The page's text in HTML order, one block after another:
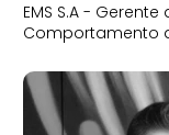
EMS S.A -
Comportamento